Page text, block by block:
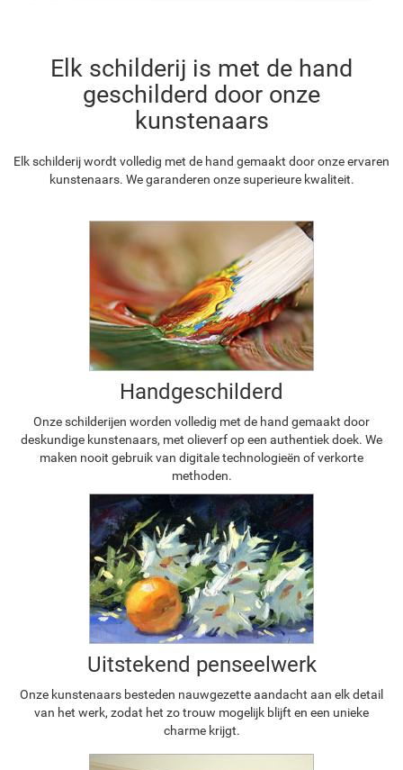
Elk schilderij is met de hand
geschilderd door onze
kunstenaars
Elk schilderij wordt volledig met de hand gemaakt door onze ervaren
kunstenaars. We garanderen onze superieure kwaliteit.
Handgeschilderd
Onze schilderijen worden volledig met de hand gemaakt door
deskundige kunstenaars, met olieverf op een authentiek doek. We
maken nooit gebruik van digitale technologieën of verkorte
methoden.
Uitstekend penseelwerk
Onze kunstenaars besteden nauwgezette aandacht aan elk detail
van het werk, zodat het zo trouw mogelijk blijft en een unieke
charme krijgt.